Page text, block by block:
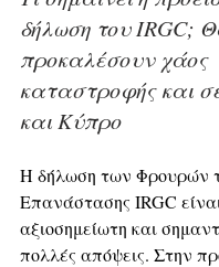
δήλωση του IRGC;
προκαλέσουν χάος
καταστροφής και
και Κύπρο
Η δήλωση των Φρουρών
Επανάστασης IRGC
αξιοσημείωτη και
πολλές απόψεις. Στην